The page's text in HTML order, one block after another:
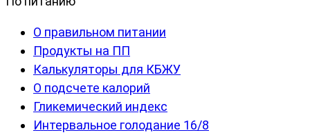
О правильном питании
Продукты на ПП
Калькуляторы для КБЖУ
О подсчете калорий
Гликемический индекс
Интервальное голодание 16/8